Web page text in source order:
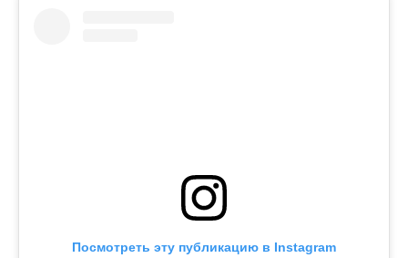
Посмотреть эту публикацию в Instagram